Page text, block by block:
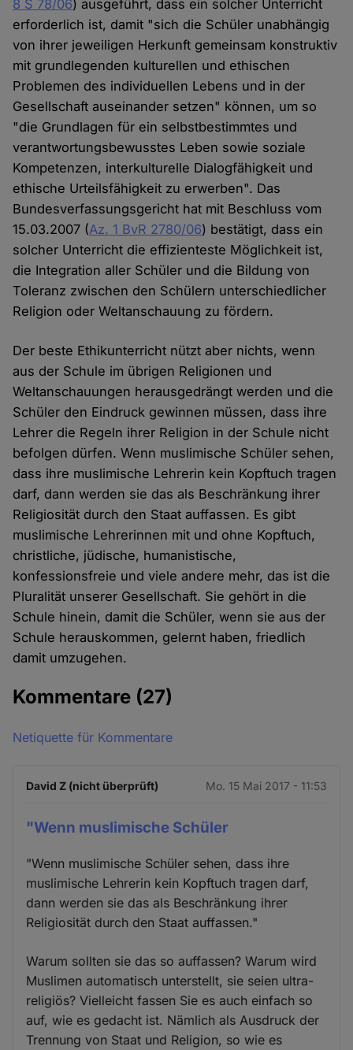
8 S 78/06) ausgeführt, dass ein solcher Unterricht
erforderlich ist, damit "sich die Schüler unabhängig
von ihrer jeweiligen Herkunft gemeinsam konstruktiv
mit grundlegenden kulturellen und ethischen
Problemen des individuellen Lebens und in der
Gesellschaft auseinander setzen" können, um so
"die Grundlagen für ein selbstbestimmtes und
verantwortungsbewusstes Leben sowie soziale
Kompetenzen, interkulturelle Dialogfähigkeit und
ethische Urteilsfähigkeit zu erwerben". Das
Bundesverfassungsgericht hat mit Beschluss vom
15.03.2007 (Az. 1 BvR 2780/06) bestätigt, dass ein
solcher Unterricht die effizienteste Möglichkeit ist,
die Integration aller Schüler und die Bildung von
Toleranz zwischen den Schülern unterschiedlicher
Religion oder Weltanschauung zu fördern.
Der beste Ethikunterricht nützt aber nichts, wenn
aus der Schule im übrigen Religionen und
Weltanschauungen herausgedrängt werden und die
Schüler den Eindruck gewinnen müssen, dass ihre
Lehrer die Regeln ihrer Religion in der Schule nicht
befolgen dürfen. Wenn muslimische Schüler sehen,
dass ihre muslimische Lehrerin kein Kopftuch tragen
darf, dann werden sie das als Beschränkung ihrer
Religiosität durch den Staat auffassen. Es gibt
muslimische Lehrerinnen mit und ohne Kopftuch,
christliche, jüdische, humanistische,
konfessionsfreie und viele andere mehr, das ist die
Pluralität unserer Gesellschaft. Sie gehört in die
Schule hinein, damit die Schüler, wenn sie aus der
Schule herauskommen, gelernt haben, friedlich
damit umzugehen.
Kommentare (27)
Netiquette für Kommentare
David Z (nicht überprüft) Mo. 15 Mai 2017 - 11:53
"Wenn muslimische Schüler
"Wenn muslimische Schüler sehen, dass ihre
muslimische Lehrerin kein Kopftuch tragen darf,
dann werden sie das als Beschränkung ihrer
Religiosität durch den Staat auffassen."
Warum sollten sie das so auffassen? Warum wird
Muslimen automatisch unterstellt, sie seien ultra-
religiös? Vielleicht fassen Sie es auch einfach so
auf, wie es gedacht ist. Nämlich als Ausdruck der
Trennung von Staat und Religion, so wie es